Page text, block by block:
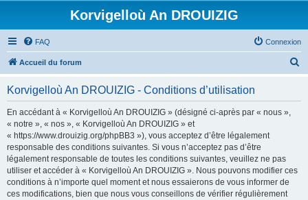
Korvigelloù An DROUIZIG
FAQ Connexion
Accueil du forum
Korvigelloù An DROUIZIG - Conditions d’utilisation
En accédant à « Korvigelloù An DROUIZIG » (désigné ci-après par « nous »,
« notre », « nos », « Korvigelloù An DROUIZIG » et
« https://www.drouizig.org/phpBB3 »), vous acceptez d’être légalement
responsable des conditions suivantes. Si vous n’acceptez pas d’être
légalement responsable de toutes les conditions suivantes, veuillez ne pas
utiliser et accéder à « Korvigelloù An DROUIZIG ». Nous pouvons modifier ces
conditions à n’importe quel moment et nous essaierons de vous informer de
ces modifications, bien que nous vous conseillons de vérifier régulièrement